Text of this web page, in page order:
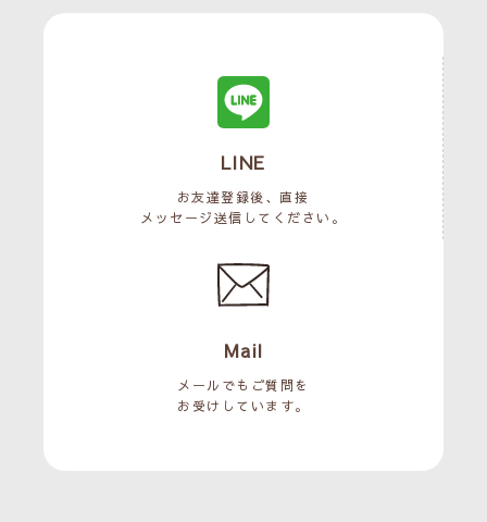
LINE
お友達登録後、直接
メッセージ送信してください。
Mail
メールでもご質問を
お受けしています。